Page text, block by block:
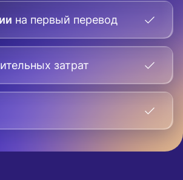
на первый перевод
затрат